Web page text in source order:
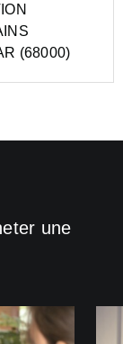
(68000)
une